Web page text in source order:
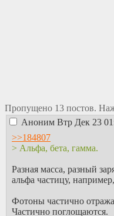
Пропущено 13 постов.
Аноним Втр Дек 23
>>184807
> Альфа, бета, гамма.
Разная масса, разный
альфа частицу,
Фотоны частично
Частично поглощаются.